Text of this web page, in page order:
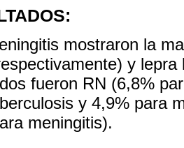
mostraron la
y
fueron RN (6,8%
y 4,9% para
meningitis).